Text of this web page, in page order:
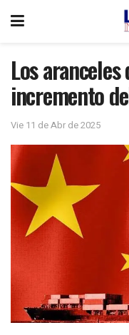
Los
incremento
Vie 11 de Abr de 2025